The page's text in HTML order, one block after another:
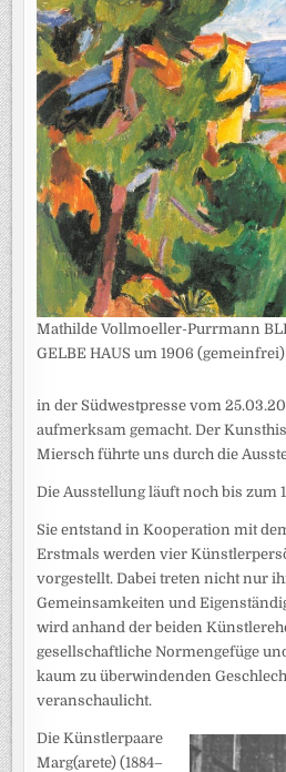
Mathilde Vollmoeller-Purrmann
GELBE HAUS um 1906 (gemeinfrei)
in der Südwestpresse vom
aufmerksam gemacht. Der
Miersch führte uns durch die
Die Ausstellung läuft noch bis zum
Sie entstand in Kooperation mit
Erstmals werden vier
vorgestellt. Dabei treten nicht nur
Gemeinsamkeiten und
wird anhand der beiden
gesellschaftliche Normengefüge
kaum zu überwindenden
veranschaulicht.
Die Künstlerpaare
Marg(arete) (1884–